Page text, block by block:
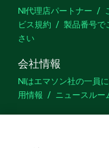
NI代理店パートナー
ビス規約
製品番号で
さい
会社情報
NIはエマソン社の一員
用情報
ニュースルー
サポート